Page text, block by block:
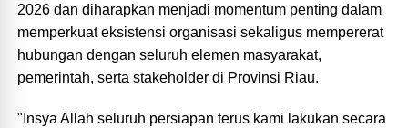
2026 dan diharapkan menjadi momentum penting dalam
memperkuat eksistensi organisasi sekaligus mempererat
hubungan dengan seluruh elemen masyarakat,
pemerintah, serta stakeholder di Provinsi Riau.
"Insya Allah seluruh persiapan terus kami lakukan secara